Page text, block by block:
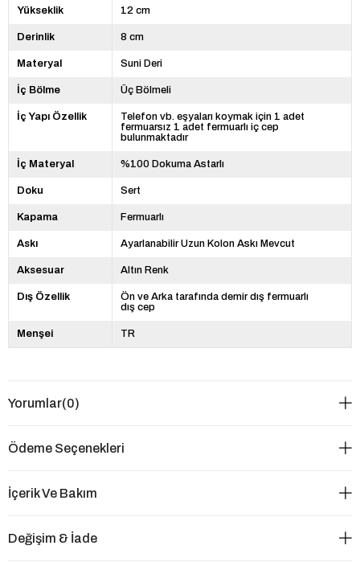
Yükseklik 12 cm
Derinlik 8 cm
Materyal Suni Deri
İç Bölme Üç Bölmeli
İç Yapı Özellik
Telefon vb. eşyaları koymak için 1 adet
fermuarsız 1 adet fermuarlı iç cep
bulunmaktadır
İç Materyal %100 Dokuma Astarlı
Doku Sert
Kapama Fermuarlı
Askı Ayarlanabilir Uzun Kolon Askı Mevcut
Aksesuar Altın Renk
Dış Özellik
Ön ve Arka tarafında demir dış fermuarlı
dış cep
Menşei TR
Yorumlar(0)
Ödeme Seçenekleri
İçerik Ve Bakım
Değişim & İade